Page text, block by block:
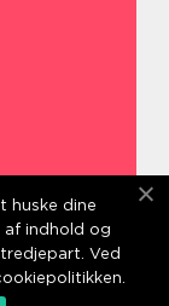
huske dine
af indhold og
Ved